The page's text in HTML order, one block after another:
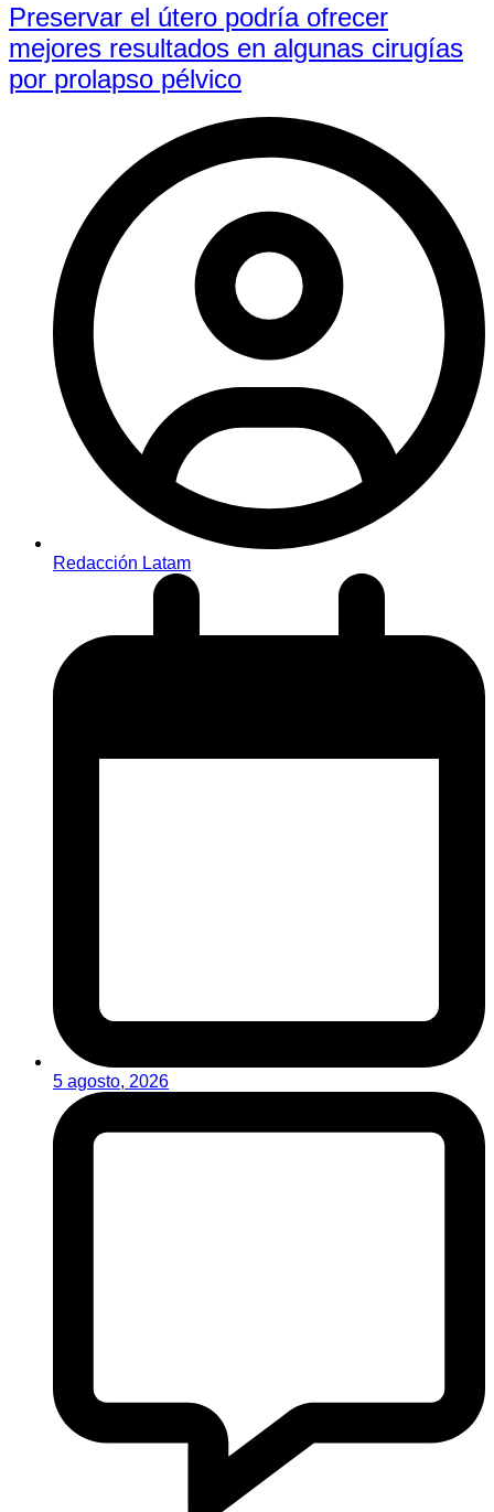
Preservar el útero podría ofrecer
mejores resultados en algunas cirugías
por prolapso pélvico
Redacción Latam
5 agosto, 2026